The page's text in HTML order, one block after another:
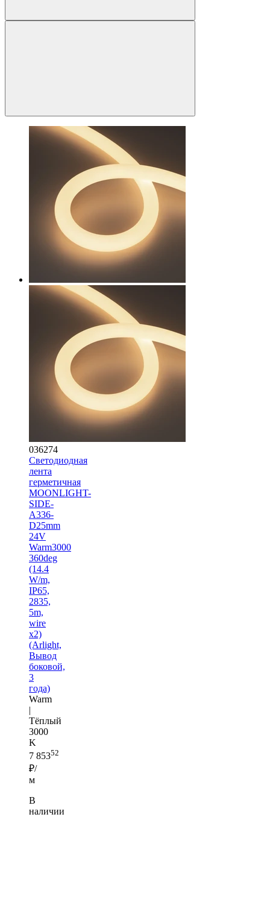
036274
Светодиодная
лента
герметичная
MOONLIGHT-
SIDE-
A336-
D25mm
24V
Warm3000
360deg
(14.4
W/m,
IP65,
2835,
5m,
wire
x2)
(Arlight,
Вывод
боковой,
3
года)
Warm
|
Тёплый
3000
K
7 85352
₽/
м
В
наличии